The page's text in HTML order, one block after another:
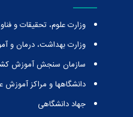
وزارت علوم، تحقیقات و
وزارت بهداشت، درمان و
سازمان سنجش آموزش
دانشگاهها و مراكز آموزش
جهاد دانشگاهی